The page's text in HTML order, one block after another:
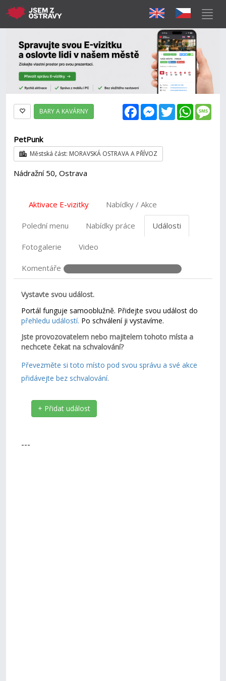
FacebookMessenger
Twitter
BARY A KAVÁRNY
PetPunk
Městská část: MORAVSKÁ OSTRAVA A PŘÍVOZ
Nádražní 50, Ostrava
Aktivace E-vizitky Nabídky / Akce
Polední menu Nabídky práce Události
Fotogalerie Video
Komentáře
Vystavte svou událost.
Portál funguje samooblužně. Přidejte svou událost do
přehledu událostí. Po schválení ji vystavíme.
Jste provozovatelem nebo majitelem tohoto místa a
nechcete čekat na schvalování?
Převezměte si toto místo pod svou správu a své akce
přidávejte bez schvalování.
+ Přidat událost
---